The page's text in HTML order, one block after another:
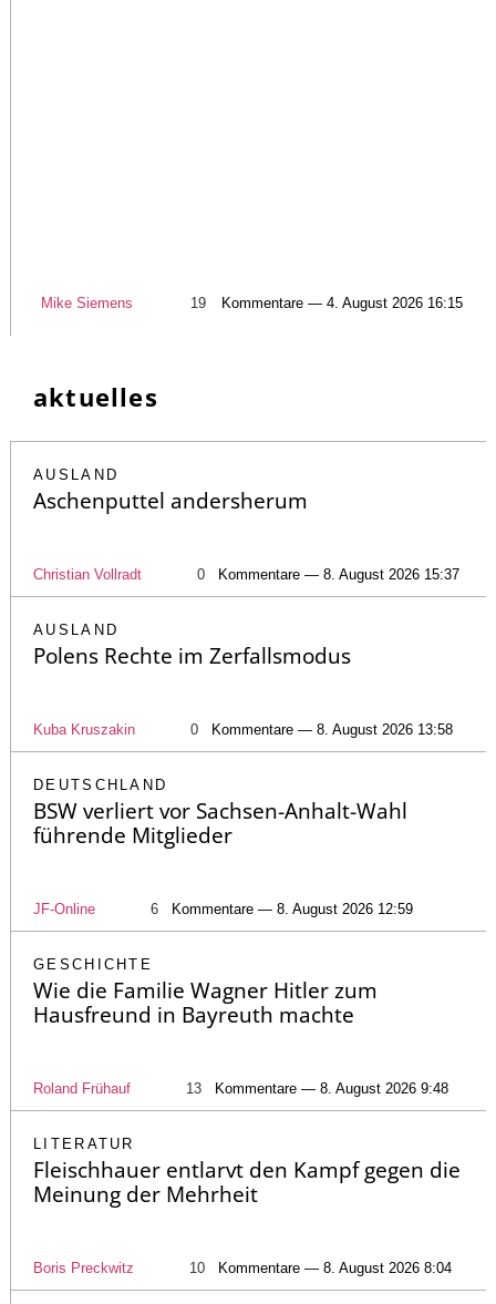
Mike Siemens 19 Kommentare — 4. August 2026 16:15
aktuelles
AUSLAND
Aschenputtel andersherum
Christian Vollradt 0 Kommentare — 8. August 2026 15:37
AUSLAND
Polens Rechte im Zerfallsmodus
Kuba Kruszakin 0 Kommentare — 8. August 2026 13:58
DEUTSCHLAND
BSW verliert vor Sachsen-Anhalt-Wahl
führende Mitglieder
JF-Online 6 Kommentare — 8. August 2026 12:59
GESCHICHTE
Wie die Familie Wagner Hitler zum
Hausfreund in Bayreuth machte
Roland Frühauf 13 Kommentare — 8. August 2026 9:48
LITERATUR
Fleischhauer entlarvt den Kampf gegen die
Meinung der Mehrheit
Boris Preckwitz 10 Kommentare — 8. August 2026 8:04